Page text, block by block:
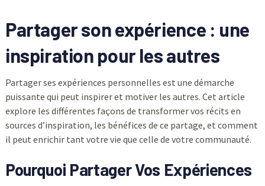
Partager son expérience : une
inspiration pour les autres
Partager ses expériences personnelles est une démarche
puissante qui peut inspirer et motiver les autres. Cet article
explore les différentes façons de transformer vos récits en
sources d’inspiration, les bénéfices de ce partage, et comment
il peut enrichir tant votre vie que celle de votre communauté.
Pourquoi Partager Vos Expériences